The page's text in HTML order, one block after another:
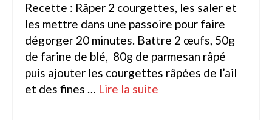
Gazons
Gazon fleuri
Gazon ornemental
Recette : Râper 2 courgettes, les saler et
les mettre dans une passoire pour faire
dégorger 20 minutes. Battre 2 œufs, 50g
de farine de blé, 80g de parmesan râpé
puis ajouter les courgettes râpées de l’ail
et des fines … Lire la suite­­